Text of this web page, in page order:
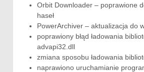
Orbit Downloader – poprawione
haseł
PowerArchiver – aktualizacja do
poprawiony błąd ładowania
advapi32.dll
zmiana sposobu ładowania
naprawiono uruchamianie